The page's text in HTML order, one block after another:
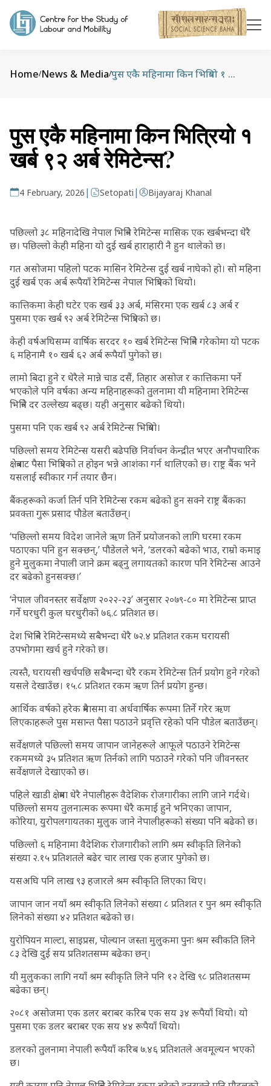
Home/News & Media/ पुस एकै महिनामा किन भित्रियो १ खर्ब ९२ अर्ब रेमिटेन्स?
पुस एकै महिनामा किन भित्रियो १
खर्ब ९२ अर्ब रेमिटेन्स?
4 February, 2026 | Setopati | Bijayaraj Khanal
पछिल्लो ३८ महिनादेखि नेपाल भित्रिने रेमिटेन्स मासिक एक खर्बभन्दा धेरै
छ। पछिल्लो केही महिना यो दुई खर्ब हाराहारी नै हुन थालेको छ।
गत असोजमा पहिलो पटक मासिन रेमिटेन्स दुई खर्ब नाघेको हो। सो महिना
दुई खर्ब एक अर्ब रूपैयाँ रेमिटेन्स नेपाल भित्रिएको थियो।
कात्तिकमा केही घटेर एक खर्ब ३३ अर्ब, मंसिरमा एक खर्ब ८३ अर्ब र
पुसमा एक खर्ब ९२ अर्ब रेमिटेन्स भित्रिएको छ।
केही वर्षअघिसम्म वार्षिक सरदर १० खर्ब रेमिटेन्स भित्रिने गरेकोमा यो पटक
६ महिनामै १० खर्ब ६२ अर्ब रूपैयाँ पुगेको छ।
लामो बिदा हुने र धेरैले मान्ने चाड दसैं, तिहार असोज र कात्तिकमा पर्ने
भएकोले पनि वर्षका अन्य महिनाहरूको तुलनामा यी महिनामा रेमिटेन्स
भित्रिने दर उल्लेख्य बढ्छ। यही अनुसार बढेको थियो।
पुसमा पनि एक खर्ब ९२ अर्ब रेमिटेन्स भित्रियो।
पछिल्लो समय रेमिटेन्स यसरी बढेपछि निर्वाचन केन्द्रीत भएर अनौपचारिक
क्षेत्रबाट पैसा भित्रिएको त होइन भन्ने आशंका गर्न थालिएको छ। राष्ट्र बैंक भने
यसलाई स्वीकार गर्न तयार छैन।
बैंकहरूको कर्जा तिर्न पनि रेमिटेन्स रकम बढेको हुन सक्ने राष्ट्र बैंकका
प्रवक्ता गुरू प्रसाद पौडेल बताउँछन्।
‘पछिल्लो समय विदेश जानेले ऋण तिर्ने प्रयोजनको लागि घरमा रकम
पठाएका पनि हुन सक्छन्,’ पौडेलले भने, ‘डलरको बढेको भाउ, राम्रो कमाइ
हुने मुलुकमा नेपाली जाने क्रम बढ्नु लगायतको कारण पनि रेमिटेन्स आउने
दर बढेको हुनसक्छ।’
‘नेपाल जीवनस्तर सर्वेक्षण २०२२-२३’ अनुसार २०७९-८० मा रेमिटेन्स प्राप्त
गर्ने घरधुरी कुल घरधुरीको ७६.८ प्रतिशत छ।
देश भित्रिने रेमिटेन्समध्ये सबैभन्दा धेरै ७२.४ प्रतिशत रकम घरायसी
उपभोगमा खर्च हुने गरेको छ।
त्यस्तै, घरायसी खर्चपछि सबैभन्दा धेरै रकम रेमिटेन्स तिर्न प्रयोग हुने गरेको
यसले देखाउँछ। १५.८ प्रतिशत रकम ऋण तिर्न प्रयोग हुन्छ।
आर्थिक वर्षको हरेक त्रैमासमा वा अर्धवार्षिक रूपमा तिर्ने गरेर ऋण
लिएकाहरूले पुस मसान्त पैसा पठाउने प्रवृत्ति रहेको पनि पौडेल बताउँछन्।
सर्वेक्षणले पछिल्लो समय जापान जानेहरूले आफूले पठाउने रेमिटेन्स
रकममध्ये ३५ प्रतिशत ऋण तिर्नको लागि पठाउने गरेको पनि जीवनस्तर
सर्वेक्षणले देखाएको छ।
पहिले खाडी क्षेत्रमा धेरै नेपालीहरू वैदेशिक रोजगारीका लागि जाने गर्दथे।
पछिल्लो समय तुलनात्मक रूपमा धेरै कमाई हुने भनिएका जापान,
कोरिया, युरोपलगायतका मुलुक जाने नेपालीहरूको संख्या पनि बढेको छ।
पछिल्लो ६ महिनामा वैदेशिक रोजगारीको लागि श्रम स्वीकृति लिनेको
संख्या २.१५ प्रतिशतले बढेर चार लाख एक हजार पुगेको छ।
यसअघि पनि लाख ९३ हजारले श्रम स्वीकृति लिएका थिए।
जापान जान नयाँ श्रम स्वीकृति लिनेको संख्या ८ प्रतिशत र पुन श्रम स्वीकृति
लिनेको संख्या ४२ प्रतिशत बढेको छ।
युरोपियन माल्टा, साइप्रस, पोल्यान जस्ता मुलुकमा पुनः श्रम स्वीकति लिने
८३ देखि दुई सय प्रतिशतसम्म बढेका छन्।
यी मुलुकका लागि नयाँ श्रम स्वीकृति लिने पनि १२ देखि ९८ प्रतिशतसम्म
बढेका छन्।
२०८१ असोजमा एक डलर बराबर करिब एक सय ३४ रूपैयाँ थियो। यो
पुसमा एक डलर बराबर एक सय ४४ रूपैयाँ थियो।
डलरको तुलनामा नेपाली रूपैयाँ करिब ७.४६ प्रतिशतले अवमूल्यन भएको
छ।